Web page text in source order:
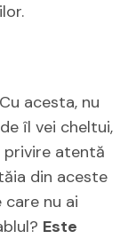
acesta, nu
îl vei cheltui,
atentă
din aceste
nu ai
Este